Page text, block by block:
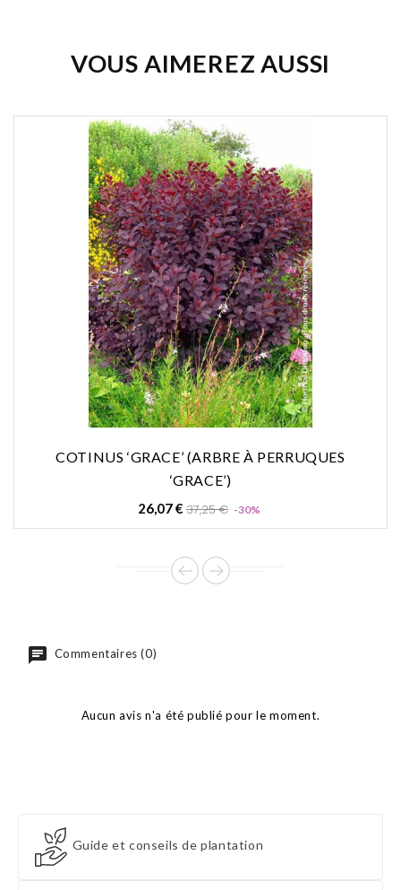
VOUS AIMEREZ AUSSI
COTINUS ‘GRACE’ (ARBRE À PERRUQUES
‘GRACE’)
26,07 € Prix
37,25 € -30%
Commentaires (0)
Aucun avis n'a été publié pour le moment.
Guide et conseils de plantation